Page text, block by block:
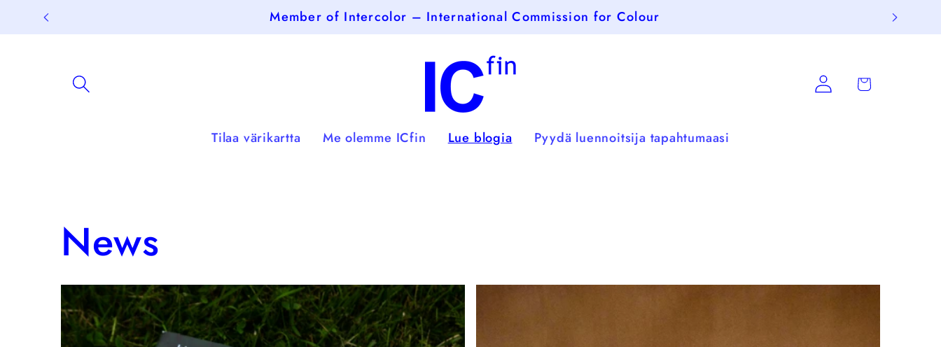
Skip to
content
Member of Intercolor – International Commission for Colour
Tilaa värikartta Me olemme ICfin Lue blogia Pyydä luennoitsija tapahtumaasi
Log
in
Cart
News